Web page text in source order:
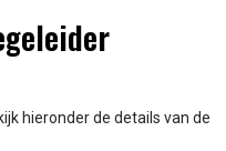
hieronder de details van de